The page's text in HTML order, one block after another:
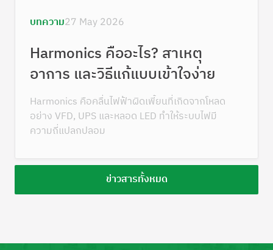
บทความ27 May 2026
Harmonics คืออะไร? สาเหตุ
อาการ และวิธีแก้แบบเข้าใจง่าย
Harmonics คือคลื่นไฟฟ้าผิดเพี้ยนที่เกิดจากโหลด
อย่าง VFD, UPS และหลอด LED ทำให้ระบบไฟมี
ความถี่แปลกปลอม
ข่าวสารทั้งหมด